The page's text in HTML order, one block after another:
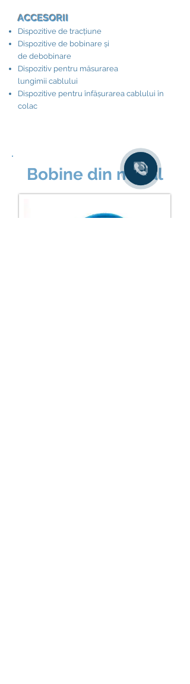
ACCESORII​
Dispozitive de tracțiune
Dispozitive de bobinare și
de debobinare
Dispozitiv pentru măsurarea
lungimii cablului
Dispozitive pentru înfășurarea cablului în
colac
Bobine din metal